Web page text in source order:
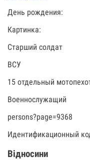
День рождения:
Картинка:
Старший солдат
ВСУ
15 отдельный
Военнослужащий
persons?page=9368
Идентификационный
Відносини